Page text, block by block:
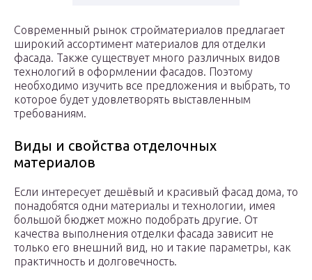
Современный рынок стройматериалов предлагает
широкий ассортимент материалов для отделки
фасада. Также существует много различных видов
технологий в оформлении фасадов. Поэтому
необходимо изучить все предложения и выбрать, то
которое будет удовлетворять выставленным
требованиям.
Виды и свойства отделочных
материалов
Если интересует дешёвый и красивый фасад дома, то
понадобятся одни материалы и технологии, имея
большой бюджет можно подобрать другие. От
качества выполнения отделки фасада зависит не
только его внешний вид, но и такие параметры, как
практичность и долговечность.